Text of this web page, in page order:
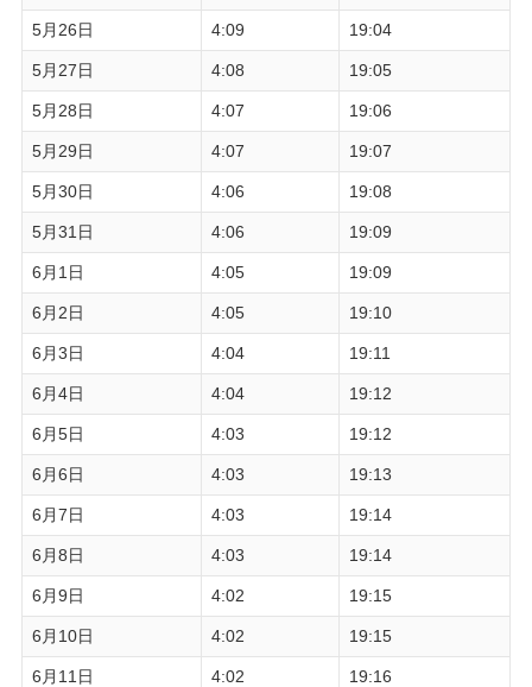
5月26日 4:09 19:04
5月27日 4:08 19:05
5月28日 4:07 19:06
5月29日 4:07 19:07
5月30日 4:06 19:08
5月31日 4:06 19:09
6月1日 4:05 19:09
6月2日 4:05 19:10
6月3日 4:04 19:11
6月4日 4:04 19:12
6月5日 4:03 19:12
6月6日 4:03 19:13
6月7日 4:03 19:14
6月8日 4:03 19:14
6月9日 4:02 19:15
6月10日 4:02 19:15
6月11日 4:02 19:16